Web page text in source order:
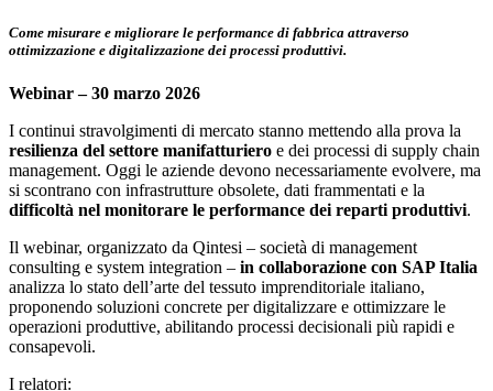
Come misurare e migliorare le performance di fabbrica attraverso
ottimizzazione e digitalizzazione dei processi produttivi.
Webinar – 30 marzo 2026
I continui stravolgimenti di mercato stanno mettendo alla prova la
resilienza del settore manifatturiero e dei processi di supply chain
management. Oggi le aziende devono necessariamente evolvere, ma
si scontrano con infrastrutture obsolete, dati frammentati e la
difficoltà nel monitorare le performance dei reparti produttivi.
Il webinar, organizzato da Qintesi – società di management
consulting e system integration – in collaborazione con SAP Italia
analizza lo stato dell’arte del tessuto imprenditoriale italiano,
proponendo soluzioni concrete per digitalizzare e ottimizzare le
operazioni produttive, abilitando processi decisionali più rapidi e
consapevoli.
I relatori: